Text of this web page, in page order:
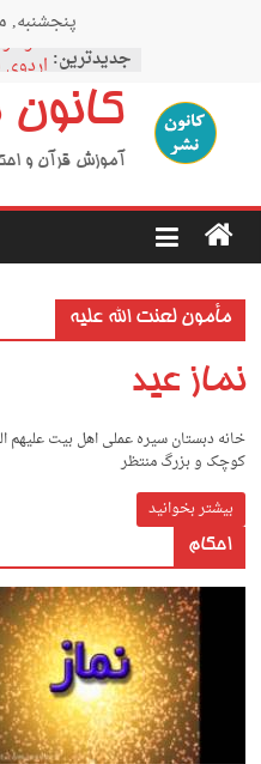
پنجشنبه,
جدیدترین:
اردوی
کانون
آموزش قرآن و
مأمون لعنت الله علیه
نماز عید
خانه دبستان سیره عملی اهل بیت علیهم
کوچک و بزرگ منتظر
بیشتر بخوانید
احکام